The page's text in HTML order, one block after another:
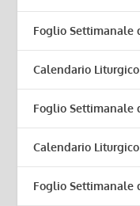
Foglio Settimanale
Calendario
Foglio Settimanale
Calendario
Foglio Settimanale